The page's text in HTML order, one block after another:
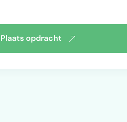
Plaats opdracht